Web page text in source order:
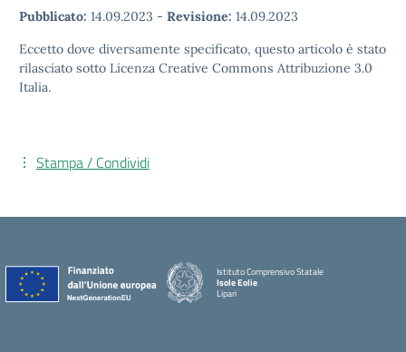
Pubblicato: 14.09.2023 - Revisione: 14.09.2023
Eccetto dove diversamente specificato, questo articolo è stato
rilasciato sotto Licenza Creative Commons Attribuzione 3.0
Italia.
Stampa / Condividi
Istituto Comprensivo Statale
Isole Eolie
Lipari